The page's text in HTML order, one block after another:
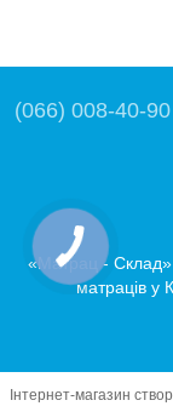
(066) 008-40-90
«Матрац - Склад»
матраців у
Інтернет-магазин